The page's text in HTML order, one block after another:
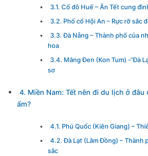
3.1. Cố đô Huế – Ăn Tết cung
3.2. Phố cổ Hội An – Rực rỡ sắc
3.3. Đà Nẵng – Thành phố của
hoa
3.4. Măng Đen (Kon Tum) -“Đà
sơ
4. Miền Nam: Tết nên đi du lịch ở đâu
ấm?
4.1. Phú Quốc (Kiên Giang) –
4.2. Đà Lạt (Lâm Đồng) – Thành
sắc